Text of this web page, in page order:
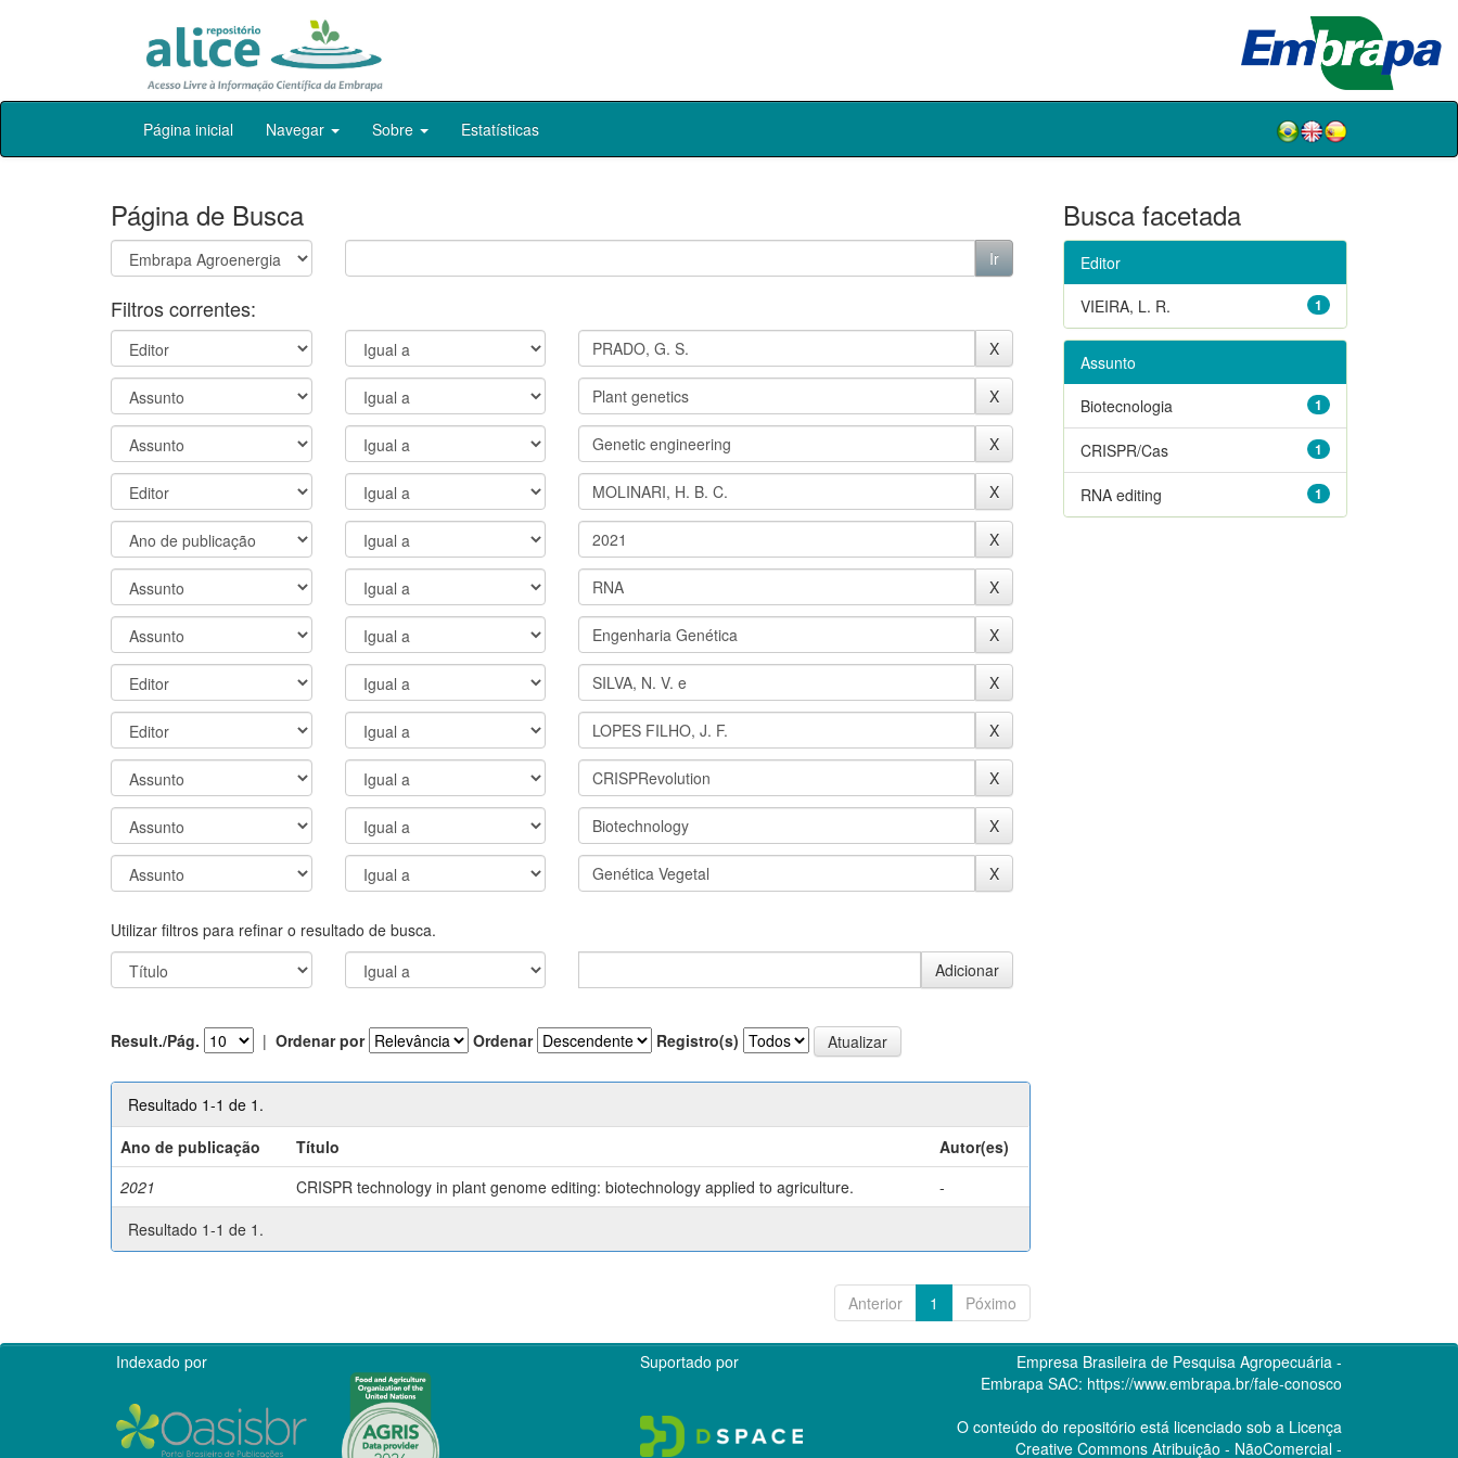
Skip
Página inicial Navegar Sobre Estatísticas
Página de Busca
Filtros correntes:
Utilizar filtros para refinar o resultado de busca.
Result./Pág. | Ordenar por Ordenar Registro(s)
Resultado 1-1 de 1.
Ano de publicação
Título
Autor(es)
2021
CRISPR technology in plant genome editing: biotechnology applied to agriculture.
-
Resultado 1-1 de 1.
Anterior 1 Póximo
Busca facetada
Editor
1
VIEIRA, L. R.
Assunto
1
Biotecnologia
1
CRISPR/Cas
1
RNA editing
Indexado por Suportado por
Empresa Brasileira de Pesquisa Agropecuária -
Embrapa SAC: https://www.embrapa.br/fale-conosco
O conteúdo do repositório está licenciado sob a Licença
Creative CommonsAtribuição - NãoComercial -